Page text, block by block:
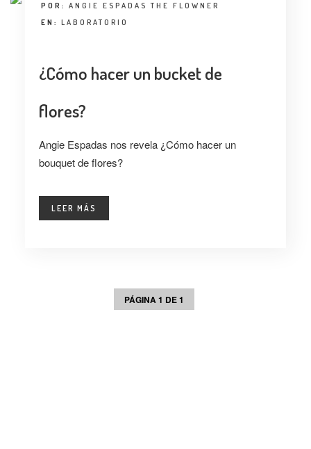
POR: ANGIE ESPADAS THE FLOWNER
EN: LABORATORIO
¿Cómo hacer un bucket de
flores?
Angie Espadas nos revela ¿Cómo hacer un
bouquet de flores?
LEER MÁS
PÁGINA 1 DE 1